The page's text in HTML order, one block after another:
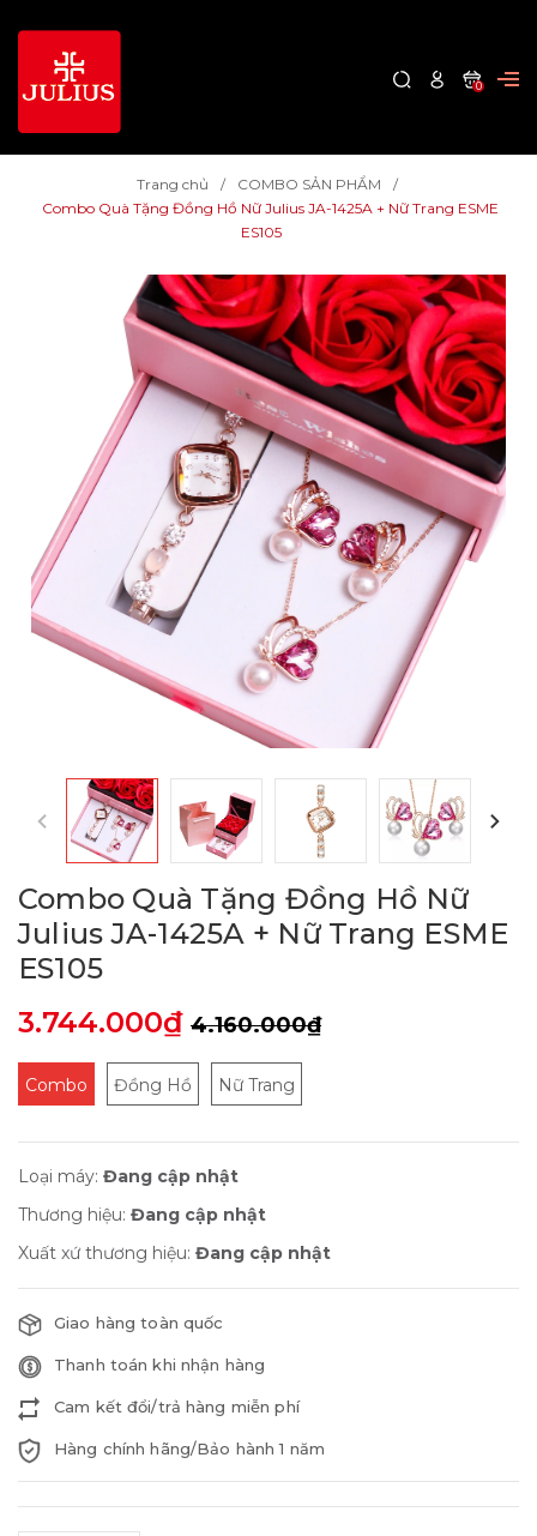
0
Trang chủ
COMBO SẢN PHẨM
Combo Quà Tặng Đồng Hồ Nữ Julius JA-1425A + Nữ Trang ESME
ES105
Combo Quà Tặng Đồng Hồ Nữ
Julius JA-1425A + Nữ Trang ESME
ES105
3.744.000₫ 4.160.000₫
Combo Đồng Hồ Nữ Trang
Loại máy: Đang cập nhật
Thương hiệu: Đang cập nhật
Xuất xứ thương hiệu: Đang cập nhật
Giao hàng toàn quốc
Thanh toán khi nhận hàng
Cam kết đổi/trả hàng miễn phí
Hàng chính hãng/Bảo hành 1 năm